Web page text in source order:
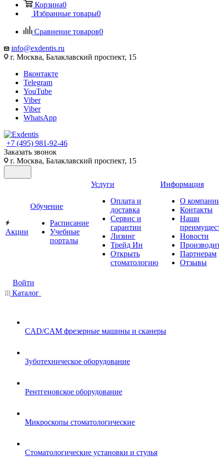
Корзина0
Избранные товары0
Сравнение товаров0
info@exdentis.ru
г. Москва, Балаклавский проспект, 15
Вконтакте
Telegram
YouTube
Viber
Viber
WhatsApp
+7 (495) 981-92-46
Заказать звонок
г. Москва, Балаклавский проспект, 15
Акции
Обучение
Расписание
Учебные
порталы
Услуги
Оплата и
доставка
Сервис и
гарантии
Лизинг
Трейд Ин
Открыть
стоматологию
Информация
О
Контакты
Наши
Новости
Партнерам
Отзывы
Войти
Каталог
CAD/CAM фрезерные машины и сканеры
Зуботехническое оборудование
Рентгеновское оборудование
Микроскопы стоматологические
Стоматологические установки и стулья